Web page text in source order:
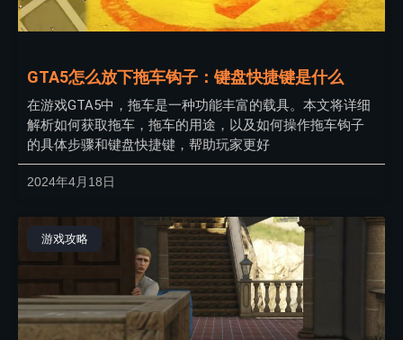
GTA5怎么放下拖车钩子：键盘快捷键是什么
在游戏GTA5中，拖车是一种功能丰富的载具。本文将详细
解析如何获取拖车，拖车的用途，以及如何操作拖车钩子
的具体步骤和键盘快捷键，帮助玩家更好
2024年4月18日
游戏攻略